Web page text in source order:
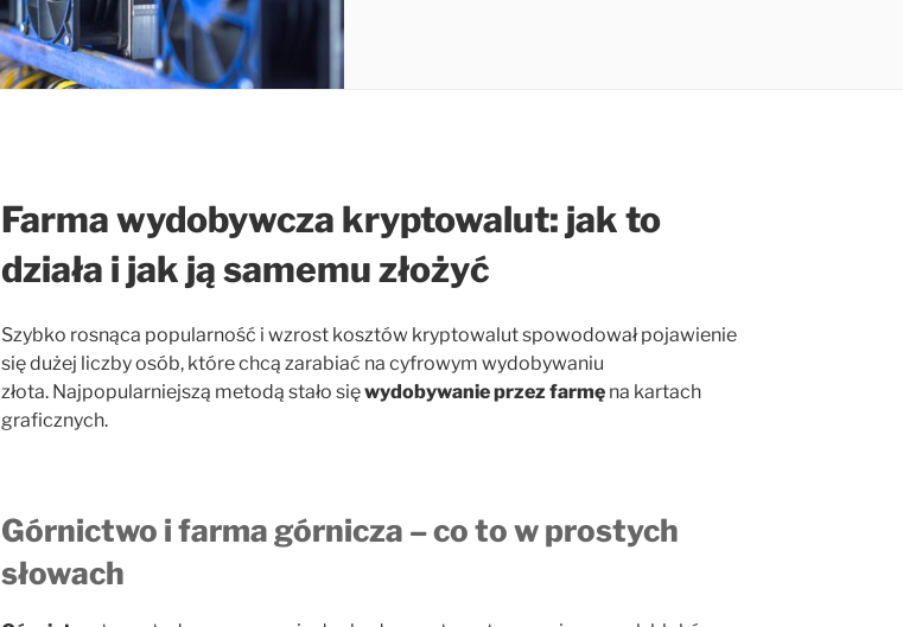
Farma wydobywcza kryptowalut: jak to
działa i jak ją samemu złożyć
Szybko rosnąca popularność i wzrost kosztów kryptowalut spowodował pojawienie
się dużej liczby osób, które chcą zarabiać na cyfrowym wydobywaniu
złota. Najpopularniejszą metodą stało sięwydobywanie przez farmęna kartach
graficznych.
Górnictwo i farma górnicza – co to w prostych
słowach